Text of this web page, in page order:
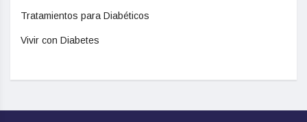
Tratamientos para Diabéticos
Vivir con Diabetes